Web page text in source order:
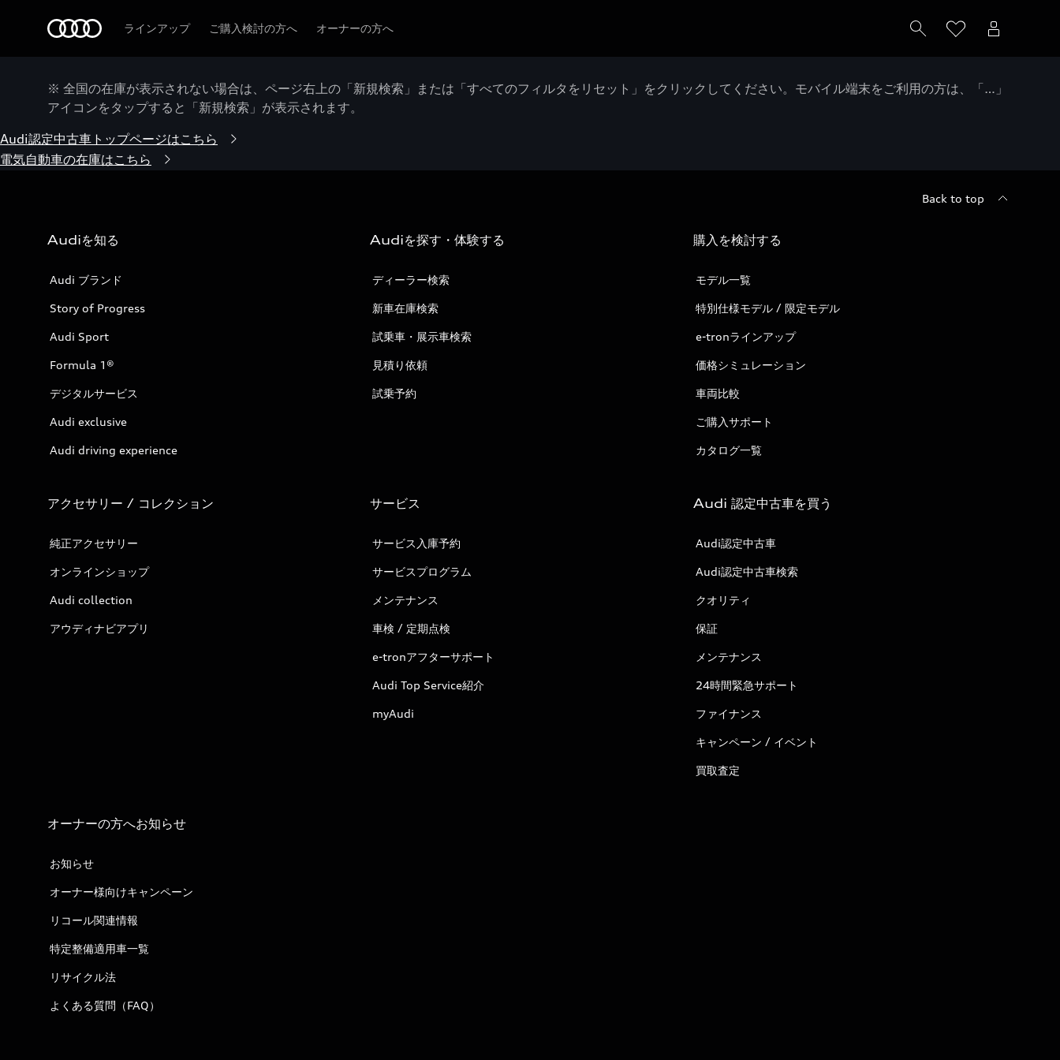
ラインアップ ご購入検討の方へ オーナーの方へ
※ 全国の在庫が表示されない場合は、ページ右上の「新規検索」または「すべてのフィルタをリセット」をクリックしてください。モバイル端末をご利用の方は、「…」
アイコンをタップすると「新規検索」が表示されます。
Audi認定中古車トップページはこちら
電気自動車の在庫はこちら
Back to top
Audiを知る
Audi ブランド
Story of Progress
Audi Sport
Formula 1®
デジタルサービス
Audi exclusive
Audi driving experience
Audiを探す・体験する
ディーラー検索
新車在庫検索
試乗車・展示車検索
見積り依頼
試乗予約
購入を検討する
モデル一覧
特別仕様モデル / 限定モデル
e-tronラインアップ
価格シミュレーション
車両比較
ご購入サポート
カタログ一覧
アクセサリー / コレクション
純正アクセサリー
オンラインショップ
Audi collection
アウディナビアプリ
サービス
サービス入庫予約
サービスプログラム
メンテナンス
車検 / 定期点検
e-tronアフターサポート
Audi Top Service紹介
myAudi
Audi 認定中古車を買う
Audi認定中古車
Audi認定中古車検索
クオリティ
保証
メンテナンス
24時間緊急サポート
ファイナンス
キャンペーン / イベント
買取査定
オーナーの方へお知らせ
お知らせ
オーナー様向けキャンペーン
リコール関連情報
特定整備適用車一覧
リサイクル法
よくある質問（FAQ）